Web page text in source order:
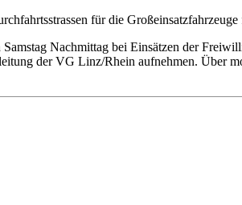
für die Großeinsatzfahrzeuge
Nachmittag bei Einsätzen der
der VG Linz/Rhein aufnehmen. Über